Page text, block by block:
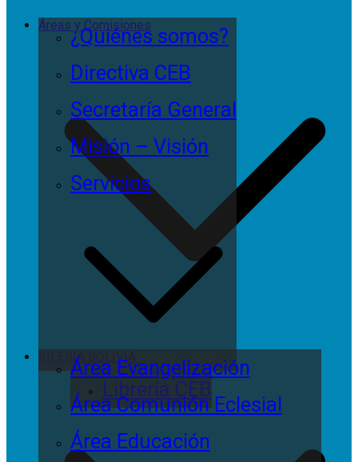
¿Quiénes somos?
Directiva CEB
Secretaría General
Misión – Visión
Servicios
Librería CEB
Áreas y Comisiones
Área Evangelización
Área Comunión Eclesial
Área Educación
IGLESIA BOLIVIA